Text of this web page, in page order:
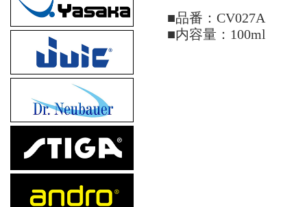
■品番：CV027A
■内容量：100ml